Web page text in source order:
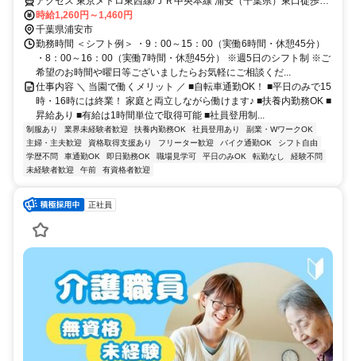
10分、都営新宿線 一之江A3b口徒歩約30分 車通勤可（駐車場代自己
負担）※規定あり 自転車通勤OK（駐輪場あり）
時給1,260円～1,460円
千葉県浦安市
勤務時間 ＜シフト例＞ ・9：00～15：00（実働6時間・休憩45分）
・8：00～16：00（実働7時間・休憩45分） ※週5日のシフト制 ※ご
希望のお時間や曜日等ございましたらお気軽にご相談くだ...
仕事内容 ＼ 当園で働くメリット ／ ■自転車通勤OK！ ■平日のみで15
時・16時には終業！ 家庭と両立しながら働けます♪ ■扶養内勤務OK ■
昇給あり ■有給は1時間単位で取得可能 ■社員登用制...
制服あり 業界未経験者歓迎 扶養内勤務OK 社員登用あり
副業・WワークOK
主婦・主夫歓迎
資格取得支援あり フリーター歓迎 バイク通勤OK
シフト自由
学歴不問
車通勤OK 即日勤務OK 職場見学可 平日のみOK 転勤なし
経験不問
未経験者歓迎
午前 有資格者歓迎
正社員